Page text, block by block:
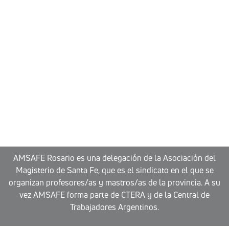
AMSAFE Rosario es una delegación de la Asociación del
Magisterio de Santa Fe, que es el sindicato en el que se
organizan profesores/as y mastros/as de la provincia. A su
vez AMSAFE forma parte de CTERA y de la Central de
Trabajadores Argentinos.